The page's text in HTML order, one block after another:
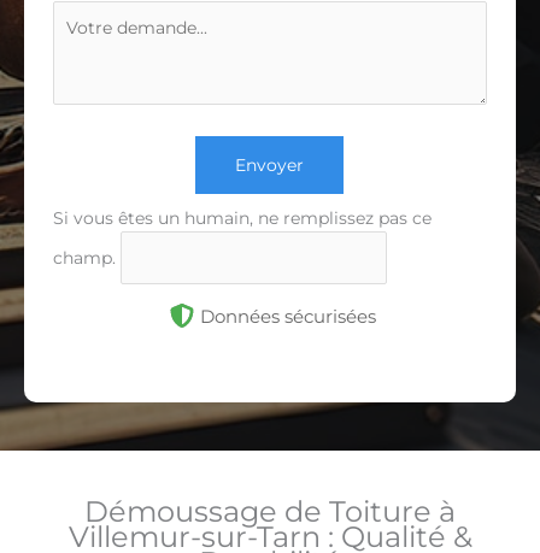
Envoyer
Si vous êtes un humain, ne remplissez pas ce
champ.
Données sécurisées
Démoussage de Toiture à
Villemur-sur-Tarn : Qualité &